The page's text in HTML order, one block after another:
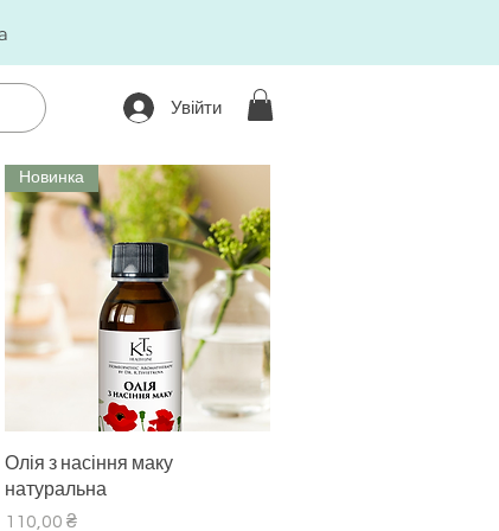
Увійти
Швидкий перегляд
Новинка
Олія з насіння маку
натуральна
Ціна
110,00 ₴